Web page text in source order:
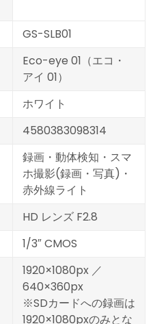
GS-SLB01
Eco-eye 01（エコ・
アイ 01）
ホワイト
4580383098314
録画・動体検知・スマ
ホ撮影(録画・写真)・
赤外線ライト
HD レンズ F2.8
1/3″ CMOS
1920×1080px ／
640×360px
※SDカードへの録画は
1920×1080pxのみとな